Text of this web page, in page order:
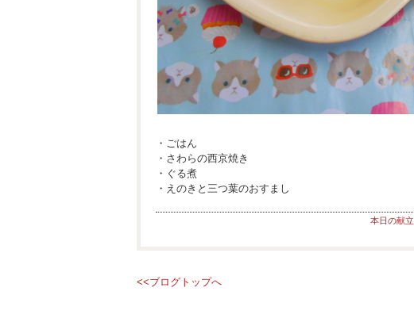
・ごはん
・さわらの西京焼き
・ぐる煮
・えのきと三つ葉のおすまし
本日の献立
<<ブログトップへ